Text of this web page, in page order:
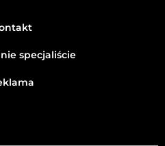
specjaliście